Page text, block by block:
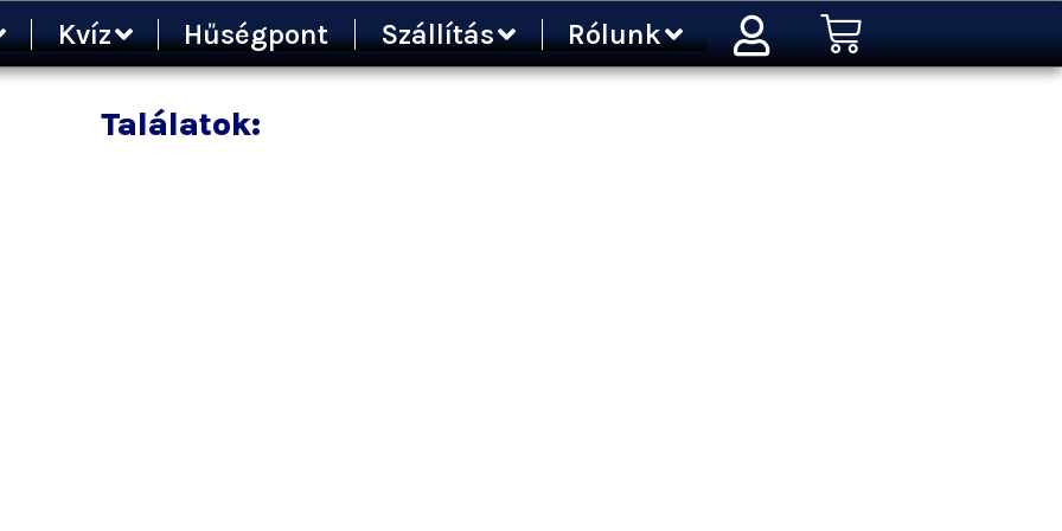
Kvíz Hűségpont Szállítás Rólunk Kosár
Találatok: